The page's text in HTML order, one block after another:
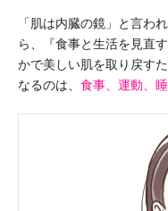
「肌は内臓の鏡」と言わ
ら、『食事と生活を見直
かで美しい肌を取り戻す
なるのは、 食事、運動、